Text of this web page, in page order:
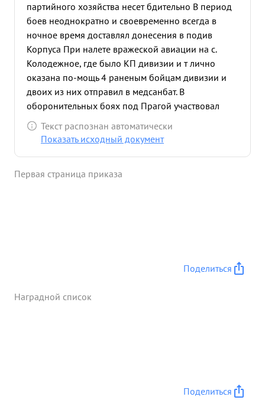
партийного хозяйства несет бдительно В период
боев неоднократно и своевременно всегда в
ночное время доставлял донесения в подив
Корпуса При налете вражеской авиации на с.
Колодежное, где было КП дивизии и т лично
оказана по-мощь 4 раненым бойцам дивизии и
двоих из них отправил в медсанбат. В
оборонительных боях под Прагой участвовал
создании жестной обороны на участке 282 с п где
рыя траншеи на переднем крае обороны. Работая
подготовил для. передачи партию. чтой ...»
Текст распознан автоматически
Показать исходный документ
Первая страница приказа
Поделиться
Наградной список
Поделиться